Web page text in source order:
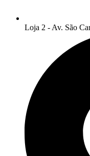
Loja 2 - Av. São